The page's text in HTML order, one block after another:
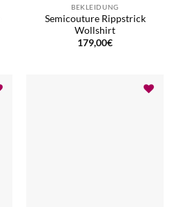
BEKLEIDUNG
Semicouture Rippstrick
Wollshirt
179,00€